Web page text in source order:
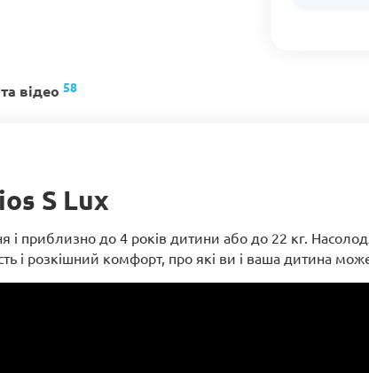
відео 58
S Lux
і приблизно до 4 років дитини або до 22 кг.
і розкішний комфорт, про які ви і ваша дитина